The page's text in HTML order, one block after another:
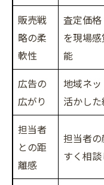
販売戦
略の柔
軟性
査定価
を現場
能
広告の
広がり
地域ネ
活かし
担当者
との距
離感
担当者
すく相